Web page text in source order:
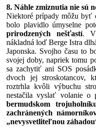
8. Náhle zmiznutia nie sú
Niektoré prípady môžu byť
bolo plavidlo úmyselne
prirodzených nešťastí. V
nákladná loď Berge Istra
Japonska. Svojho času to
svojej doby, napriek tomu
sa zachytiť ani SOS
dvoch jej stroskotancov,
roztrhla kvôli výbuchu
nestačila vyslať volanie o
bermudskom
zachránených
„nevysvetliteľnou